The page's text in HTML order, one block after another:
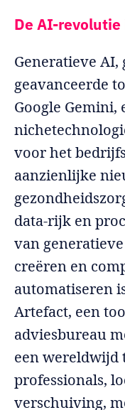
De AI-
Generatieve
geavanceerde
Google
voor het
aanzienlijke
data-rijk en
van
creëren en
automatiseren
Artefact, een
adviesbureau
een wereldwijd
professionals,
verschuiving,